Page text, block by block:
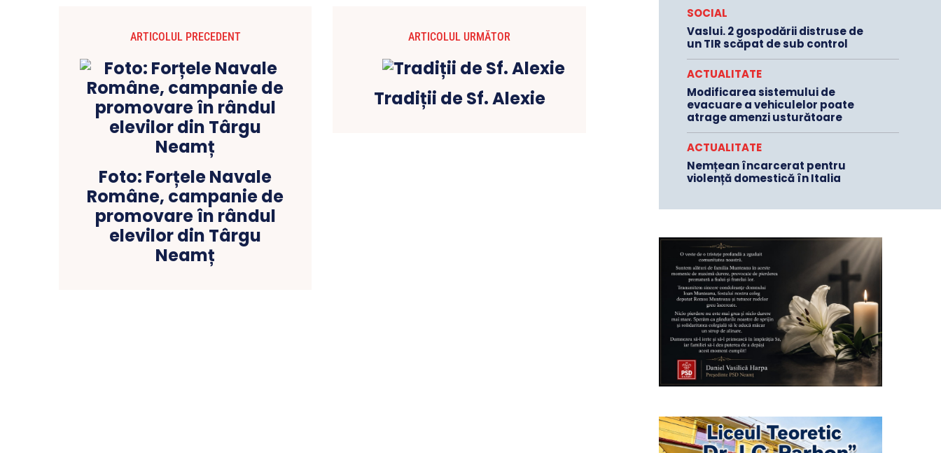
ARTICOLUL PRECEDENT
Foto: Forțele Navale
Române, campanie de
promovare în rândul
elevilor din Târgu
Neamț
ARTICOLUL URMĂTOR
Tradiții de Sf. Alexie
SOCIAL
Vaslui. 2 gospodării distruse de
un TIR scăpat de sub control
ACTUALITATE
Modificarea sistemului de
evacuare a vehiculelor poate
atrage amenzi usturătoare
ACTUALITATE
Nemțean încarcerat pentru
violență domestică în Italia